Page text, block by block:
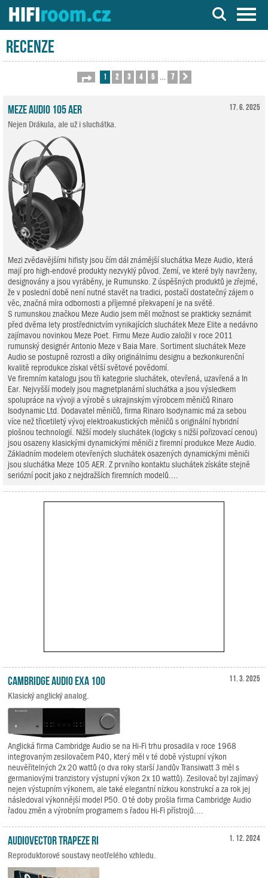
Server o Hi-Fi a AV technice
Recenze
Stránka 1z
1 2 3 4 5 7
17. 6. 2025
Meze Audio 105 AER
Nejen Drákula, ale už i sluchátka.
Mezi zvědavějšími hifisty jsou čím dál známější sluchátka Meze Audio, která
mají pro high-endové produkty nezvyklý původ. Zemí, ve které byly navrženy,
designovány a jsou vyráběny, je Rumunsko. Z úspěšných produktů je zřejmé,
že v poslední době není nutné stavět na tradici, postačí dostatečný zájem o
věc, značná míra odbornosti a příjemné překvapení je na světě.
S rumunskou značkou Meze Audio jsem měl možnost se prakticky seznámit
před dvěma lety prostřednictvím vynikajících sluchátek Meze Elite a nedávno
zajímavou novinkou Meze Poet. Firmu Meze Audio založil v roce 2011
rumunský designér Antonio Meze v Baia Mare. Sortiment sluchátek Meze
Audio se postupně rozrostl a díky originálnímu designu a bezkonkurenční
kvalitě reprodukce získal větší světové povědomí.
Ve firemním katalogu jsou tři kategorie sluchátek, otevřená, uzavřená a In
Ear. Nejvyšší modely jsou magnetplanární sluchátka a jsou výsledkem
spolupráce na vývoji a výrobě s ukrajinským výrobcem měničů Rinaro
Isodynamic Ltd. Dodavatel měničů, firma Rinaro Isodynamic má za sebou
více než třicetiletý vývoj elektroakustických měničů s originální hybridní
plošnou technologií. Nižší modely sluchátek (logicky s nižší pořizovací cenou)
jsou osazeny klasickými dynamickými měniči z firemní produkce Meze Audio.
Základním modelem otevřených sluchátek osazených dynamickými měniči
jsou sluchátka Meze 105 AER. Z prvního kontaktu sluchátek získáte stejně
seriózní pocit jako z nejdražších firemních modelů....
11. 3. 2025
Cambridge Audio EXA 100
Klasický anglický analog.
Anglická firma Cambridge Audio se na Hi-Fi trhu prosadila v roce 1968
integrovaným zesilovačem P40, který měl v té době výstupní výkon
neuvěřitelných 2x 20 wattů (o dva roky starší Jandův Transiwatt 3 měl s
germaniovými tranzistory výstupní výkon 2x 10 wattů). Zesilovač byl zajímavý
nejen výstupním výkonem, ale také elegantní nízkou konstrukcí a za rok jej
následoval výkonnější model P50. O té doby prošla firma Cambridge Audio
řadou změn a výrobním programem s řadou Hi-Fi přístrojů....
1. 12. 2024
Audiovector Trapeze Ri
Reproduktorové soustavy neotřelého vzhledu.